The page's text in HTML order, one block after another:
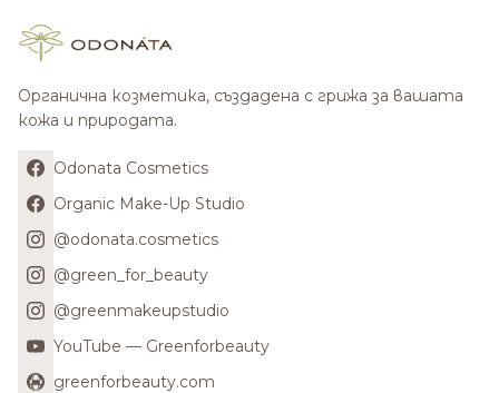
Органична козметика, създадена с грижа за вашата
кожа и природата.
Odonata Cosmetics
Organic Make-Up Studio
@odonata.cosmetics
@green_for_beauty
@greenmakeupstudio
YouTube — Greenforbeauty
greenforbeauty.com